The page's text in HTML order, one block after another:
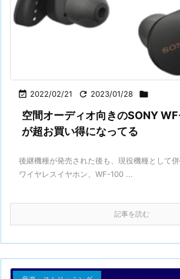
 2022/02/21  2023/01/28 
空間オーディオ向きのSONY
が超お買い得になってる
後継機種が発売された後も、現役機種として
ワイヤレスイヤホン、WF-100 ...
記事を読む